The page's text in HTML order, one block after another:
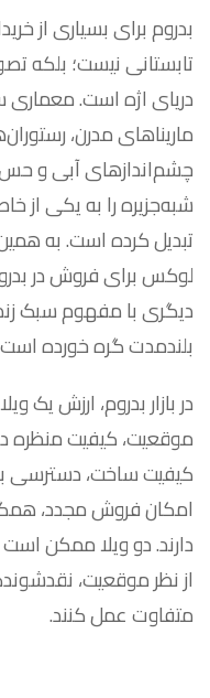
بدروم برای بسیاری از
تابستانی نیست؛ بلکه
دریای اژه است. معماری
ماریناهای مدرن،
چشم‌اندازهای آبی و
شبه‌جزیره را به یکی از
تبدیل کرده است. به
دیگری با مفهوم سبک
بلندمدت گره خورده
در بازار بدروم، ارزش یک
موقعیت، کیفیت منظره
کیفیت ساخت، دسترسی به
امکان فروش مجدد،
دارند. دو ویلا ممکن
از نظر موقعیت،
متفاوت عمل کنند.